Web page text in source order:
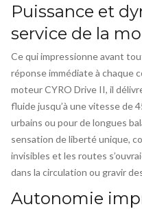
Puissance et
service de la
Ce qui impressionne avant
réponse immédiate à chaque
moteur CYRO Drive II, il
fluide jusqu’à une vitesse de
urbains ou pour de longues
sensation de liberté unique,
invisibles et les routes
dans la circulation ou gravir
Autonomie